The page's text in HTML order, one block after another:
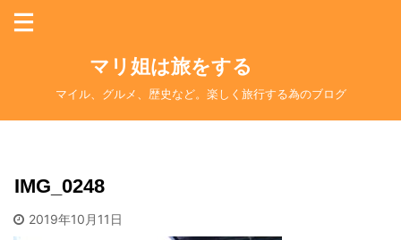
マリ姐は旅をする
マイル、グルメ、歴史など。楽しく旅行する為のブログ
IMG_0248
2019年10月11日